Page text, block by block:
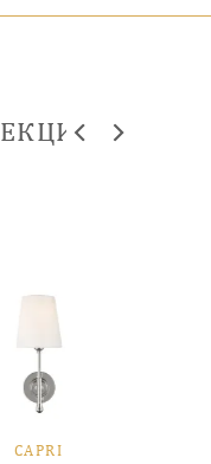
CAPRI